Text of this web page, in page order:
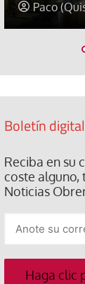
David
Boletín
Reciba en su
coste alguno,
Noticias
su
correo
electrónico
Haga clic